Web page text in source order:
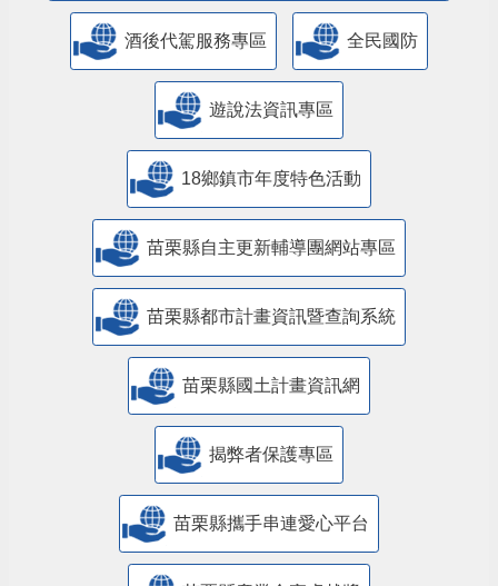
酒後代駕服務專區 全民國防
遊說法資訊專區
18鄉鎮市年度特色活動
苗栗縣自主更新輔導團網站專區
苗栗縣都市計畫資訊暨查詢系統
苗栗縣國土計畫資訊網
揭弊者保護專區
苗栗縣攜手串連愛心平台